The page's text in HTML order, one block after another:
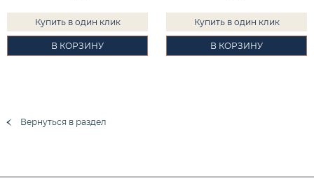
Купить в один клик
В КОРЗИНУ
Купить в один клик
В КОРЗИНУ
Вернуться в раздел